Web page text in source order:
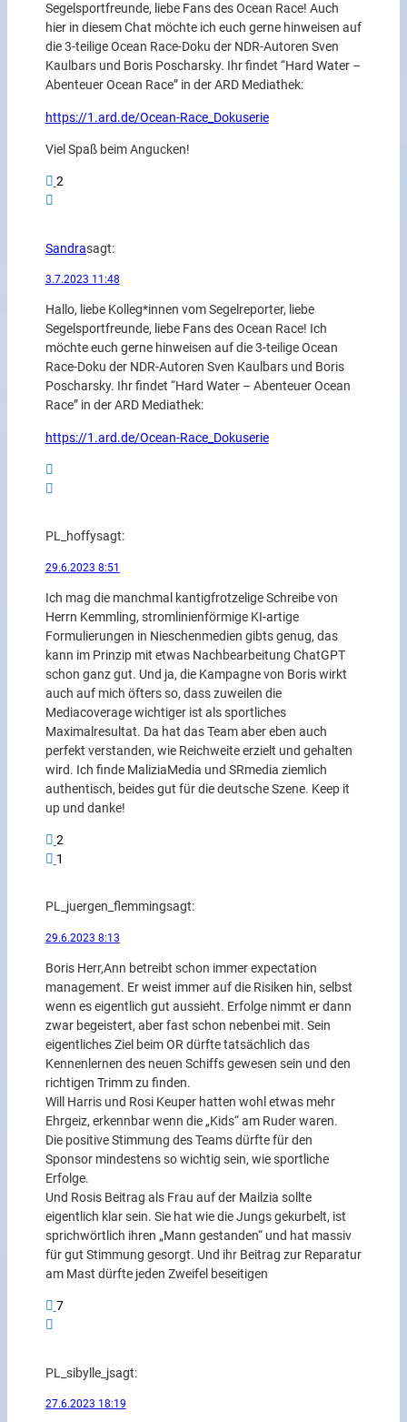
Segelsportfreunde, liebe Fans des Ocean Race! Auch
hier in diesem Chat möchte ich euch gerne hinweisen auf
die 3-teilige Ocean Race-Doku der NDR-Autoren Sven
Kaulbars und Boris Poscharsky. Ihr findet “Hard Water –
Abenteuer Ocean Race” in der ARD Mediathek:
https://1.ard.de/Ocean-Race_Dokuserie
Viel Spaß beim Angucken!
2
Sandrasagt:
3.7.2023 11:48
Hallo, liebe Kolleg*innen vom Segelreporter, liebe
Segelsportfreunde, liebe Fans des Ocean Race! Ich
möchte euch gerne hinweisen auf die 3-teilige Ocean
Race-Doku der NDR-Autoren Sven Kaulbars und Boris
Poscharsky. Ihr findet “Hard Water – Abenteuer Ocean
Race” in der ARD Mediathek:
https://1.ard.de/Ocean-Race_Dokuserie
PL_hoffysagt:
29.6.2023 8:51
Ich mag die manchmal kantigfrotzelige Schreibe von
Herrn Kemmling, stromlinienförmige KI-artige
Formulierungen in Nieschenmedien gibts genug, das
kann im Prinzip mit etwas Nachbearbeitung ChatGPT
schon ganz gut. Und ja, die Kampagne von Boris wirkt
auch auf mich öfters so, dass zuweilen die
Mediacoverage wichtiger ist als sportliches
Maximalresultat. Da hat das Team aber eben auch
perfekt verstanden, wie Reichweite erzielt und gehalten
wird. Ich finde MaliziaMedia und SRmedia ziemlich
authentisch, beides gut für die deutsche Szene. Keep it
up und danke!
2
1
PL_juergen_flemmingsagt:
29.6.2023 8:13
Boris Herr,Ann betreibt schon immer expectation
management. Er weist immer auf die Risiken hin, selbst
wenn es eigentlich gut aussieht. Erfolge nimmt er dann
zwar begeistert, aber fast schon nebenbei mit. Sein
eigentliches Ziel beim OR dürfte tatsächlich das
Kennenlernen des neuen Schiffs gewesen sein und den
richtigen Trimm zu finden.
Will Harris und Rosi Keuper hatten wohl etwas mehr
Ehrgeiz, erkennbar wenn die „Kids“ am Ruder waren.
Die positive Stimmung des Teams dürfte für den
Sponsor mindestens so wichtig sein, wie sportliche
Erfolge.
Und Rosis Beitrag als Frau auf der Mailzia sollte
eigentlich klar sein. Sie hat wie die Jungs gekurbelt, ist
sprichwörtlich ihren „Mann gestanden“ und hat massiv
für gut Stimmung gesorgt. Und ihr Beitrag zur Reparatur
am Mast dürfte jeden Zweifel beseitigen
7
PL_sibylle_jsagt:
27.6.2023 18:19